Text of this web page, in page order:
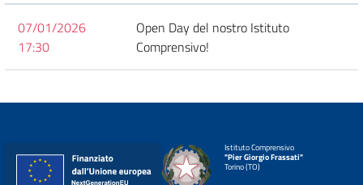
07/01/2026
17:30
Open Day del nostro Istituto
Comprensivo!
Istituto Comprensivo
"Pier Giorgio Frassati"
Torino (TO)